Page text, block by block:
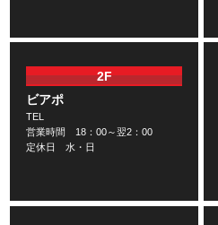
2F
ビアポ
TEL
営業時間 18：00～翌2：00
定休日 水・日